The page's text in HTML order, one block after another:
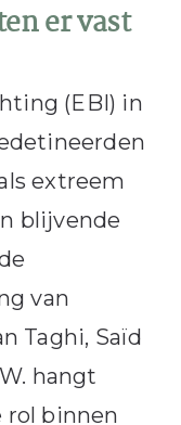
er vast
(EBI) in
extreem
blijvende
van
Taghi, Saïd
hangt
rol binnen